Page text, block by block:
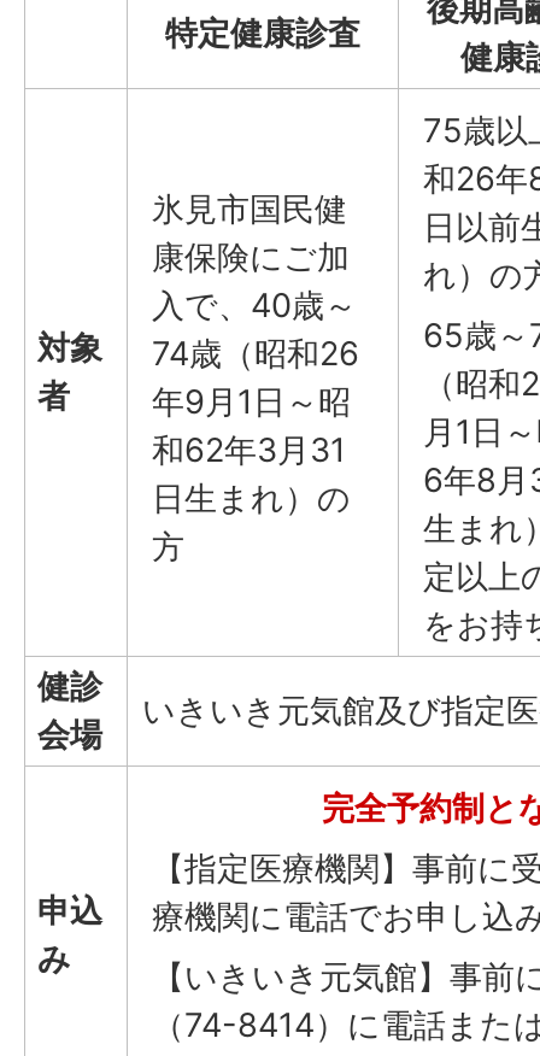
特定健康診査
後期高
健康
対象
者
氷見市国民健
康保険にご加
入で、40歳～
74歳（昭和26
年9月1日～昭
和62年3月31
日生まれ）の
方
75歳以
和26年
日以前
れ）の
65歳～
（昭
月1日
6年8月
生まれ
定以上
をお持
健診
会場
いきいき元気館及び指定
申込
み
完全予約制と
【指定医療機関】事前に
療機関に電話でお申し込
【いきいき元気館】事前
（74-8414）に電話また